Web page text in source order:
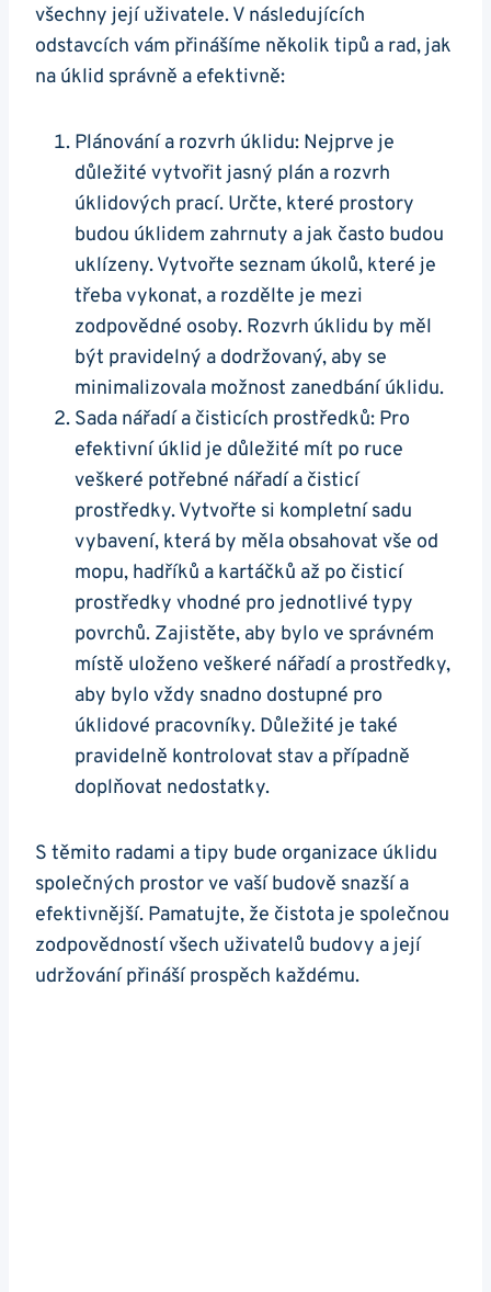
všechny její ⁢uživatele. V následujících
odstavcích vám přinášíme několik tipů a rad, jak
na úklid správně a‍ efektivně:
Plánování⁢ a rozvrh úklidu: Nejprve je
důležité ‍vytvořit jasný plán a rozvrh
úklidových prací. Určte, které prostory
budou úklidem zahrnuty a jak často budou
uklízeny. Vytvořte ‍seznam úkolů, které je ​
třeba vykonat, a rozdělte je mezi
zodpovědné osoby. Rozvrh úklidu by měl
být pravidelný a dodržovaný, aby se​
minimalizovala možnost zanedbání úklidu.
Sada nářadí a čisticích prostředků: Pro
efektivní úklid je důležité mít po ruce
veškeré potřebné nářadí a ​čisticí
prostředky. Vytvořte si kompletní sadu
vybavení, která by měla obsahovat vše od
mopu, hadříků a kartáčků až po čisticí
prostředky vhodné pro jednotlivé typy
povrchů. Zajistěte, aby bylo‌ ve správném
⁤místě uloženo⁢ veškeré nářadí a prostředky,
aby bylo vždy snadno dostupné pro
úklidové pracovníky. Důležité je také
pravidelně kontrolovat stav a případně
⁤doplňovat nedostatky.
S těmito radami a tipy bude organizace úklidu
společných prostor ve vaší budově snazší a
efektivnější. Pamatujte, že čistota ⁤je společnou
zodpovědností všech ​uživatelů budovy a⁤ její
udržování‍ přináší prospěch každému.